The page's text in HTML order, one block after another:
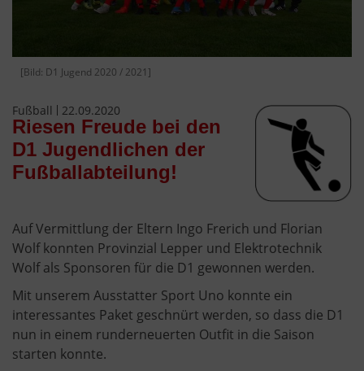
[Bild: D1 Jugend 2020 / 2021]
Fußball 22.09.2020
Riesen Freude bei den
D1 Jugendlichen der
Fußballabteilung!
Auf Vermittlung der Eltern Ingo Frerich und Florian
Wolf konnten Provinzial Lepper und Elektrotechnik
Wolf als Sponsoren für die D1 gewonnen werden.
Mit unserem Ausstatter Sport Uno konnte ein
interessantes Paket geschnürt werden, so dass die D1
nun in einem runderneuerten Outfit in die Saison
starten konnte.